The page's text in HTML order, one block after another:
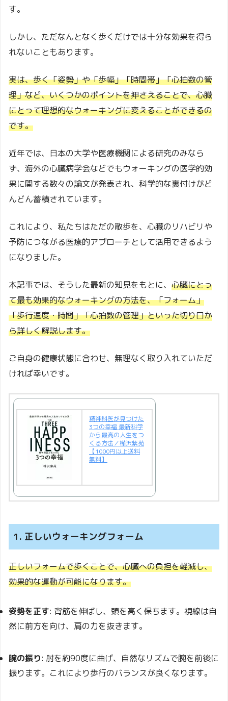
す。
しかし、ただなんとなく歩くだけでは十分な効果を得ら
れないこともあります。
実は、歩く「姿勢」や「歩幅」「時間帯」「心拍数の管
理」など、いくつかのポイントを押さえることで、心臓
にとって理想的なウォーキングに変えることができるの
です。
近年では、日本の大学や医療機関による研究のみなら
ず、海外の心臓病学会などでもウォーキングの医学的効
果に関する数々の論文が発表され、科学的な裏付けがど
んどん蓄積されています。
これにより、私たちはただの散歩を、心臓のリハビリや
予防につながる医療的アプローチとして活用できるよう
になりました。
本記事では、そうした最新の知見をもとに、 心臓にとっ
て最も効果的なウォーキングの方法を、「フォーム」
「歩行速度・時間」「心拍数の管理」といった切り口か
ら詳しく解説します。
ご自身の健康状態に合わせ、無理なく取り入れていただ
ければ幸いです。
精神科医が見つけた
3つの幸福 最新科学
から最高の人生をつ
くる方法／樺沢紫苑
【1000円以上送料
無料】
1. 正しいウォーキングフォーム
正しいフォームで歩くことで、心臓への負担を軽減し、
効果的な運動が可能になります。
姿勢を正す: 背筋を伸ばし、頭を高く保ちます。視線は自
然に前方を向け、肩の力を抜きます。
腕の振り: 肘を約90度に曲げ、自然なリズムで腕を前後に
振ります。これにより歩行のバランスが良くなります。